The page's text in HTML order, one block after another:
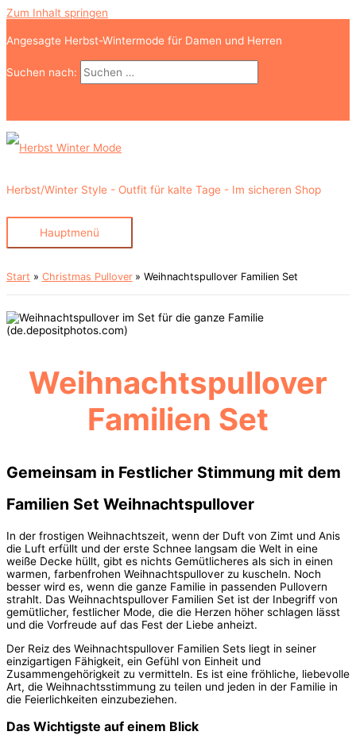
Zum Inhalt springen
Angesagte Herbst-Wintermode für Damen und Herren
Suchen nach:
Herbst/Winter Style - Outfit für kalte Tage - Im sicheren Shop
Hauptmenü
Start Christmas Pullover Weihnachtspullover Familien Set
Weihnachtspullover
Familien Set
Gemeinsam in Festlicher Stimmung mit dem
Familien Set Weihnachtspullover
In der frostigen Weihnachtszeit, wenn der Duft von Zimt und Anis
die Luft erfüllt und der erste Schnee langsam die Welt in eine
weiße Decke hüllt, gibt es nichts Gemütlicheres als sich in einen
warmen, farbenfrohen Weihnachtspullover zu kuscheln. Noch
besser wird es, wenn die ganze Familie in passenden Pullovern
strahlt. Das Weihnachtspullover Familien Set ist der Inbegriff von
gemütlicher, festlicher Mode, die die Herzen höher schlagen lässt
und die Vorfreude auf das Fest der Liebe anheizt.
Der Reiz des Weihnachtspullover Familien Sets liegt in seiner
einzigartigen Fähigkeit, ein Gefühl von Einheit und
Zusammengehörigkeit zu vermitteln. Es ist eine fröhliche, liebevolle
Art, die Weihnachtsstimmung zu teilen und jeden in der Familie in
die Feierlichkeiten einzubeziehen.
Das Wichtigste auf einem Blick